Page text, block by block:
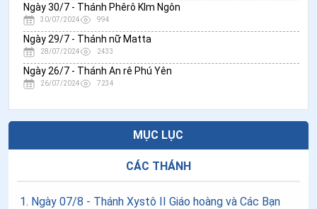
Ngày 30/7 - Thánh Phêrô KIm Ngôn
30/07/2024 994
Ngày 29/7 - Thánh nữ Matta
28/07/2024 2433
Ngày 26/7 - Thánh An rê Phú Yên
26/07/2024 7234
MỤC LỤC
CÁC THÁNH
1. Ngày 07/8 - Thánh Xystô II Giáo hoàng và Các Bạn